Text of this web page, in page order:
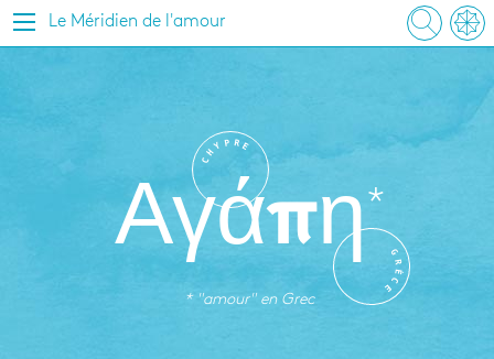
Le Méridien de l'amour
Αγάπη
C
H
Y P R E
G
R
È
C
E
* "amour" en Grec